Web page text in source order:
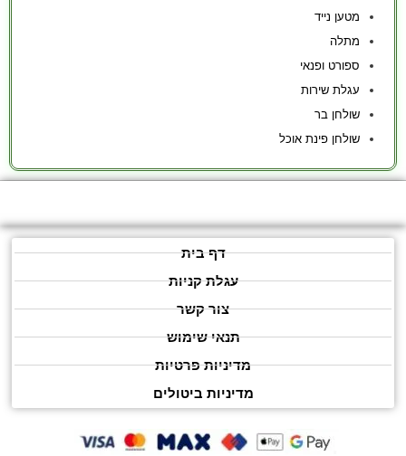
מטען נייד
מתלה
ספורט ופנאי
עגלת שירות
שולחן בר
שולחן פינת אוכל
דף בית
עגלת קניות
צור קשר
תנאי שימוש
מדיניות פרטיות
מדיניות ביטולים